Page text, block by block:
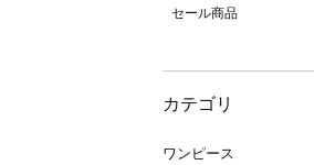
セール商品
カテゴリ
ワンピース